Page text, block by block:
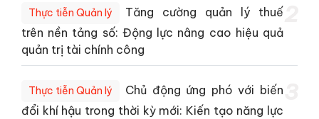
Thực tiễn Quản lý
Tăng cường quản lý thuế
trên nền tảng số: Động lực nâng cao hiệu quả
quản trị tài chính công
Thực tiễn Quản lý
Chủ động ứng phó với biến
đổi khí hậu trong thời kỳ mới: Kiến tạo năng lực